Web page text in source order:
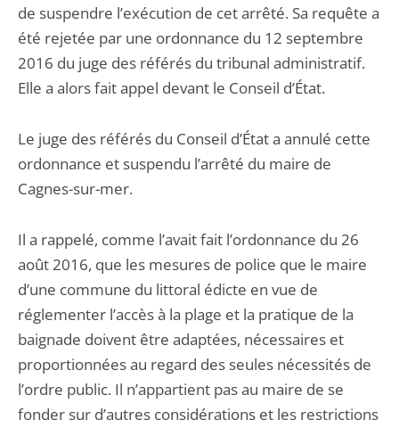
de suspendre l’exécution de cet arrêté. Sa requête a
été rejetée par une ordonnance du 12 septembre
2016 du juge des référés du tribunal administratif.
Elle a alors fait appel devant le Conseil d’État.
Le juge des référés du Conseil d’État a annulé cette
ordonnance et suspendu l’arrêté du maire de
Cagnes-sur-mer.
Il a rappelé, comme l’avait fait l’ordonnance du 26
août 2016, que les mesures de police que le maire
d’une commune du littoral édicte en vue de
réglementer l’accès à la plage et la pratique de la
baignade doivent être adaptées, nécessaires et
proportionnées au regard des seules nécessités de
l’ordre public. Il n’appartient pas au maire de se
fonder sur d’autres considérations et les restrictions